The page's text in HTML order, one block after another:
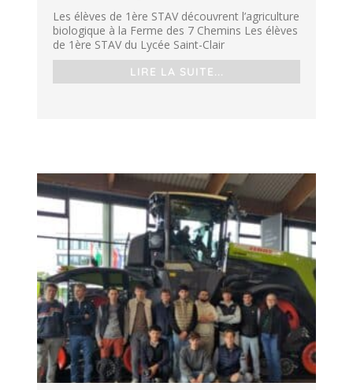
Les élèves de 1ère STAV découvrent l’agriculture
biologique à la Ferme des 7 Chemins Les élèves
de 1ère STAV du Lycée Saint-Clair
LIRE LA SUITE...